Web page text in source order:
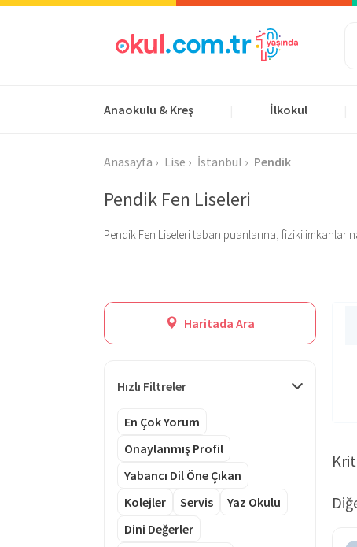
Anaokulu & Kreş İlkokul
Anasayfa Lise İstanbul Pendik
Pendik Fen Liseleri
Pendik Fen Liseleri taban puanlarına, fiziki
Haritada Ara
Hızlı Filtreler
En Çok Yorum
Onaylanmış Profil
Yabancı Dil Öne Çıkan
Kolejler
Servis
Yaz Okulu
Dini Değerler